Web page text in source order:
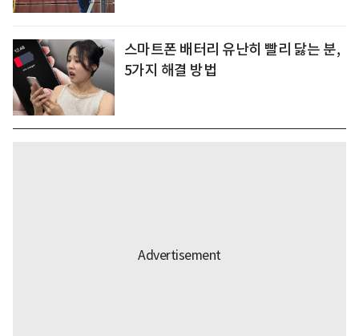
스마트폰 배터리 유난히 빨리 닳는 분,
5가지 해결 방법